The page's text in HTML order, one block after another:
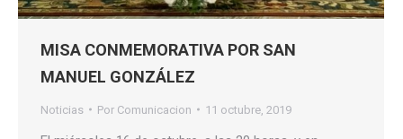
MISA CONMEMORATIVA POR SAN
MANUEL GONZÁLEZ
Noticias Por Comunicacion 11 octubre, 2019